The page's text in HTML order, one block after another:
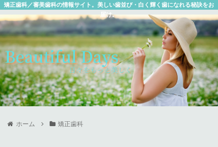
矯正歯科／審美歯科の情報サイト。美しい歯並び・白く輝く歯になれる秘訣をお
届け。
ホーム 矯正歯科